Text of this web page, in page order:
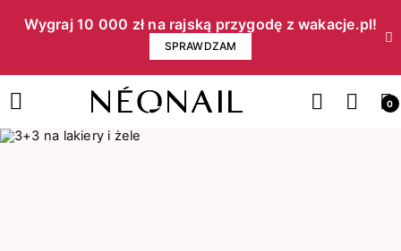
Wygraj 10 000 zł na rajską przygodę z wakacje.pl!​
SPRAWDZAM
0